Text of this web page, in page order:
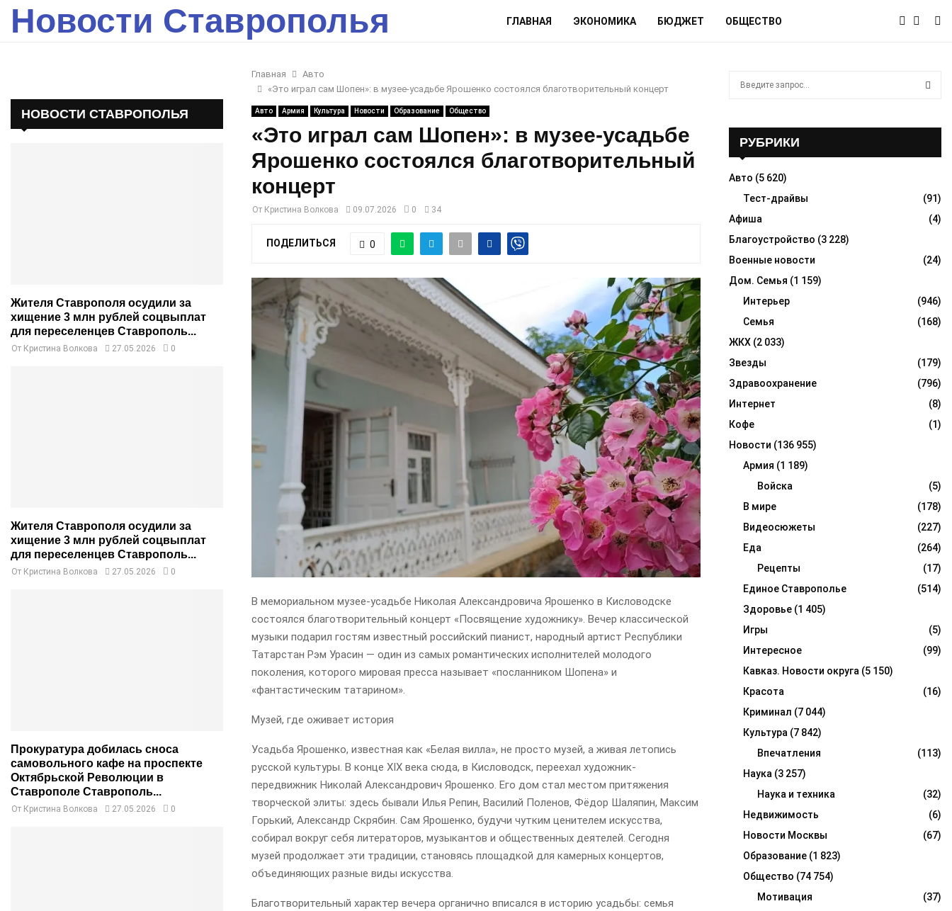
Новости Ставрополья ГЛАВНАЯ ЭКОНОМИКА БЮДЖЕТ ОБЩЕСТВО
Главная
Авто
«Это играл сам Шопен»: в музее-усадьбе Ярошенко состоялся благотворительный концерт
Авто Армия Культура Новости Образование Общество
«Это играл сам Шопен»: в музее-усадьбе
Ярошенко состоялся благотворительный
концерт
От Кристина Волкова 09.07.2026 0 34
ПОДЕЛИТЬСЯ 0
В мемориальном музее-усадьбе Николая Александровича Ярошенко в Кисловодске
состоялся благотворительный концерт «Посвящение художнику». Вечер классической
музыки подарил гостям известный российский пианист, народный артист Республики
Татарстан Рэм Урасин — один из самых романтических исполнителей молодого
поколения, которого мировая пресса называет «посланником Шопена» и
«фантастическим татарином».
Музей, где оживает история
Усадьба Ярошенко, известная как «Белая вилла», не просто музей, а живая летопись
русской культуры. В конце XIX века сюда, в Кисловодск, переехал художник-
передвижник Николай Александрович Ярошенко. Его дом стал местом притяжения
творческой элиты: здесь бывали Илья Репин, Василий Поленов, Фёдор Шаляпин, Максим
Горький, Александр Скрябин. Сам Ярошенко, будучи чутким ценителем искусства,
собирал вокруг себя литераторов, музыкантов и общественных деятелей. Сегодня
музей продолжает эти традиции, становясь площадкой для камерных концертов,
объединяющих разные виды искусства.
Благотворительный характер вечера органично вписался в историю усадьбы: семья
НОВОСТИ СТАВРОПОЛЬЯ
Жителя Ставрополя осудили за
хищение 3 млн рублей соцвыплат
для переселенцев Ставрополь...
От Кристина Волкова 27.05.2026 0
Жителя Ставрополя осудили за
хищение 3 млн рублей соцвыплат
для переселенцев Ставрополь...
От Кристина Волкова 27.05.2026 0
Прокуратура добилась сноса
самовольного кафе на проспекте
Октябрьской Революции в
Ставрополе Ставрополь...
От Кристина Волкова 27.05.2026 0
o
R
C
H
РУБРИКИ
Авто (5 620)
Тест-драйвы
(91)
Афиша
(4)
Благоустройство (3 228)
Военные новости
(24)
Дом. Семья (1 159)
Интерьер
(946)
Семья
(168)
ЖКХ (2 033)
Звезды
(179)
Здравоохранение
(796)
Интернет
(8)
Кофе
(1)
Новости (136 955)
Армия (1 189)
Войска
(5)
В мире
(178)
Видеосюжеты
(227)
Еда
(264)
Рецепты
(17)
Единое Ставрополье
(514)
Здоровье (1 405)
Игры
(5)
Интересное
(99)
Кавказ. Новости округа (5 150)
Красота
(16)
Криминал (7 044)
Культура (7 842)
Впечатления
(113)
Наука (3 257)
Наука и техника
(32)
Недвижимость
(6)
Новости Москвы
(67)
Образование (1 823)
Общество (74 754)
Мотивация
(37)